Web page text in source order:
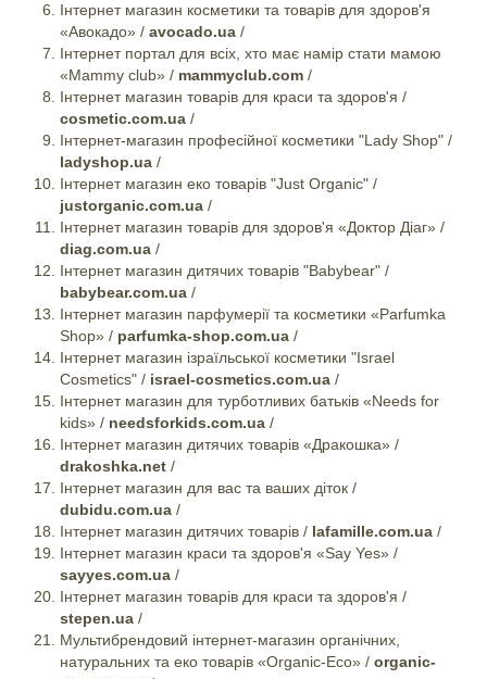
Інтернет магазин косметики та товарів для здоров'я
«Авокадо» / avocado.ua /
Інтернет портал для всіх, хто має намір стати мамою
«Mammy club» / mammyclub.com /
Інтернет магазин товарів для краси та здоров'я /
cosmetic.com.ua /
Інтернет-магазин професійної косметики "Lady Shop" /
ladyshop.ua /
Інтернет магазин еко товарів "Just Organic" /
justorganic.com.ua /
Інтернет магазин товарів для здоров'я «Доктор Діаг» /
diag.com.ua /
Інтернет магазин дитячих товарів "Babybear" /
babybear.com.ua /
Інтернет магазин парфумерії та косметики «Parfumka
Shop» / parfumka-shop.com.ua /
Інтернет магазин ізраїльської косметики "Israel
Cosmetics" / israel-cosmetics.com.ua /
Інтернет магазин для турботливих батьків «Needs for
kids» / needsforkids.com.ua /
Інтернет магазин дитячих товарів «Дракошка» /
drakoshka.net /
Інтернет магазин для вас та ваших діток /
dubidu.com.ua /
Інтернет магазин дитячих товарів / lafamille.com.ua /
Інтернет магазин краси та здоров'я «Say Yes» /
sayyes.com.ua /
Інтернет магазин товарів для краси та здоров'я /
stepen.ua /
Мультибрендовий інтернет-магазин органічних,
натуральних та еко товарів «Organic-Eco» / organic-